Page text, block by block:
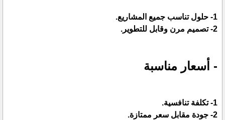
1- حلول تناسب جميع المشاريع.
2- تصميم مرن وقابل للتطوير.
- أسعار مناسبة
1- تكلفة تنافسية.
2- جودة مقابل سعر ممتازة.